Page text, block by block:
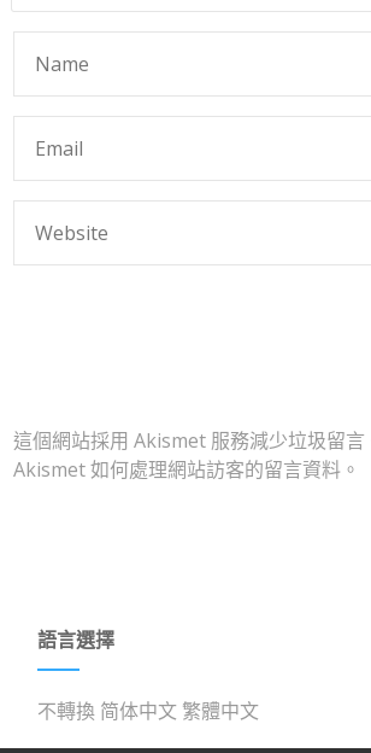
這個網站採用 Akismet 服務減少垃圾留言
Akismet 如何處理網站訪客的留言資料 。
語言選擇
不轉換 简体中文 繁體中文